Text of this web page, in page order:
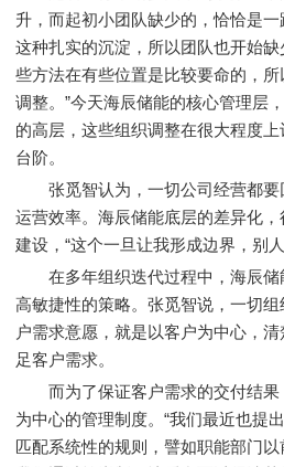
升，而起初小团队缺少的，恰恰是一
这种扎实的沉淀，所以团队也开始
些方法在有些位置是比较要命的，
调整。”今天海辰储能的核心管理层
的高层，这些组织调整在很大程度
台阶。
张觅智认为，一切公司经营都要
运营效率。海辰储能底层的差异化
建设，“这个一旦让我形成边界，别
在多年组织迭代过程中，海辰储
高敏捷性的策略。张觅智说，一切
户需求意愿，就是以客户为中心，
足客户需求。
而为了保证客户需求的交付结果
为中心的管理制度。“我们最近也提
匹配系统性的规则，譬如职能部门以